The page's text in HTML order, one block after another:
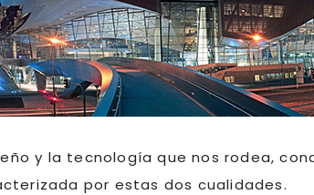
y la tecnología que nos rodea,
por estas dos cualidades.